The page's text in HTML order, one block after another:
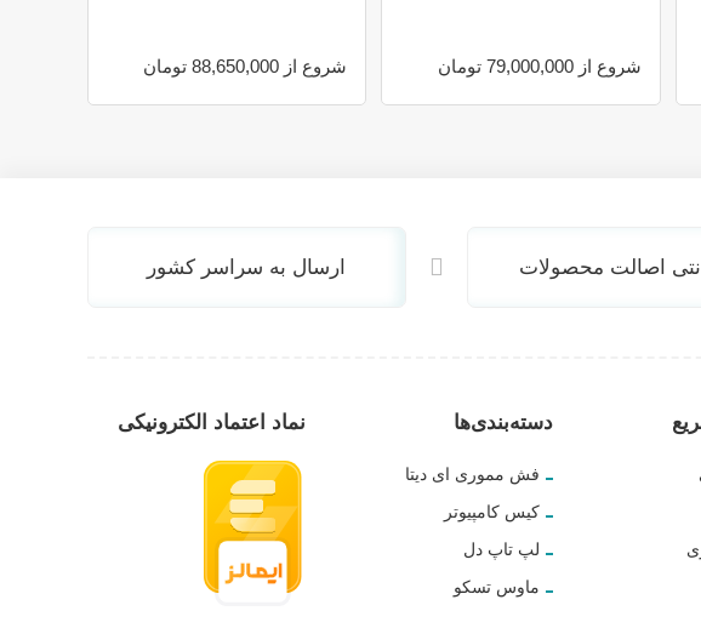
شروع از 79,000,000 تومان شروع از 88,650,000 تومان
اصالت محصولات ارسال به سراسر کشور
دسته‌بندی‌ها
فش مموری ای دیتا
کیس کامپیوتر
لپ تاپ دل
ماوس تسکو
نماد اعتماد الکترونیکی